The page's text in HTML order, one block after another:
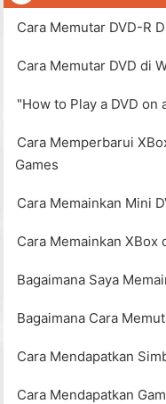
Cara Memutar DVD-R
Cara Memutar DVD di
"How to Play a DVD on
Cara Memperbarui
Games
Cara Memainkan Mini
Cara Memainkan XBox
Bagaimana Saya
Bagaimana Cara
Cara Mendapatkan
Cara Mendapatkan